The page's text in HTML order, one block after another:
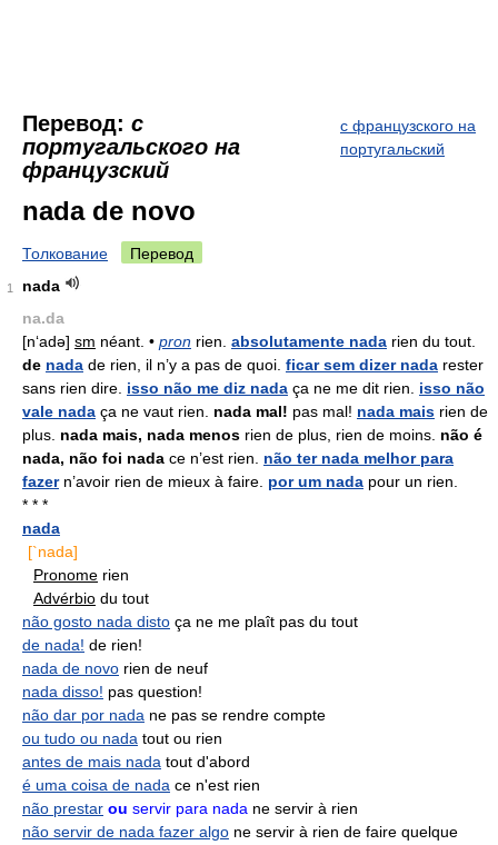
Перевод: с
португальского на
французский
с французского на
португальский
nada de novo
Толкование Перевод
1
nada
na.da
[n‘adə] sm néant. • pron rien. absolutamente nada rien du tout.
de nada de rien, il n’y a pas de quoi. ficar sem dizer nada rester
sans rien dire. isso não me diz nada ça ne me dit rien. isso não
vale nada ça ne vaut rien. nada mal! pas mal! nada mais rien de
plus. nada mais, nada menos rien de plus, rien de moins. não é
nada, não foi nada ce n’est rien. não ter nada melhor para
fazern’avoir rien de mieux à faire. por um nada pour un rien.
* * *
nada
[`nada]
Pronome rien
Advérbio du tout
não gosto nada disto ça ne me plaît pas du tout
de nada! de rien!
nada de novo rien de neuf
nada disso! pas question!
não dar por nada ne pas se rendre compte
ou tudo ou nada tout ou rien
antes de mais nada tout d'abord
é uma coisa de nada ce n'est rien
não prestar ou servir para nada ne servir à rien
não servir de nada fazer algo ne servir à rien de faire quelque